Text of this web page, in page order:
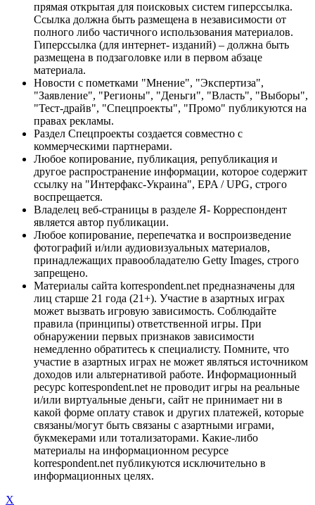
прямая открытая для поисковых систем гиперссылка.
Ссылка должна быть размещена в независимости от
полного либо частичного использования материалов.
Гиперссылка (для интернет- изданий) – должна быть
размещена в подзаголовке или в первом абзаце
материала.
Новости с пометками "Мнение", "Экспертиза",
"Заявление", "Регионы", "Деньги", "Власть", "Выборы",
"Тест-драйв", "Спецпроекты", "Промо" публикуются на
правах рекламы.
Раздел Спецпроекты создается совместно с
коммерческими партнерами.
Любое копирование, публикация, републикация и
другое распространение информации, которое содержит
ссылку на "Интерфакс-Украина", EPA / UPG, строго
воспрещается.
Владелец веб-страницы в разделе Я- Корреспондент
является автор публикации.
Любое копирование, перепечатка и воспроизведение
фотографий и/или аудиовизуальных материалов,
принадлежащих правообладателю Getty Images, строго
запрещено.
Материалы сайта korrespondent.net предназначены для
лиц старше 21 года (21+). Участие в азартных играх
может вызвать игровую зависимость. Соблюдайте
правила (принципы) ответственной игры. При
обнаружении первых признаков зависимости
немедленно обратитесь к специалисту. Помните, что
участие в азартных играх не может являться источником
доходов или альтернативой работе. Информационный
ресурс korrespondent.net не проводит игры на реальные
и/или виртуальные деньги, сайт не принимает ни в
какой форме оплату ставок и других платежей, которые
связаны/могут быть связаны с азартными играми,
букмекерами или тотализаторами. Какие-либо
материалы на информационном ресурсе
korrespondent.net публикуются исключительно в
информационных целях.
X